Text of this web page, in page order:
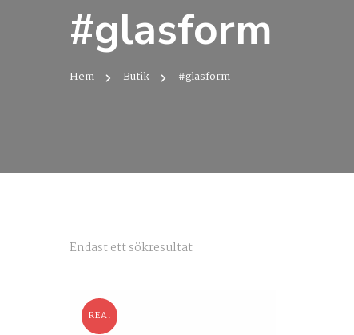
#glasform
Hem Butik #glasform
Endast ett sökresultat
REA!